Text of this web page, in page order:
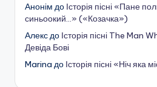
Анонім до Історія пісні «Пане
синьоокий…» («Козачка»)
Алексдо Історія пісні The Man
Девіда Бові
Marina до Історія пісні «Ніч яка